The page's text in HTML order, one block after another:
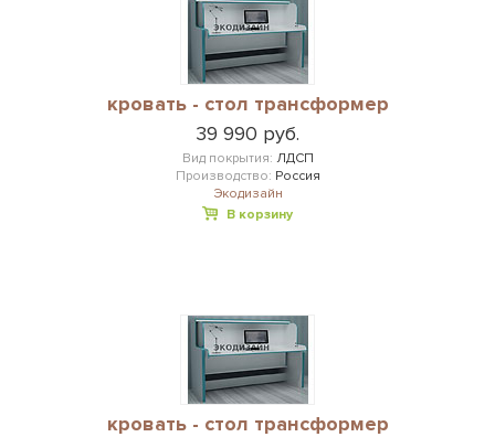
кровать - стол трансформер
39 990 руб.
Вид покрытия: ЛДСП
Производство: Россия
Экодизайн
В корзину
кровать - стол трансформер